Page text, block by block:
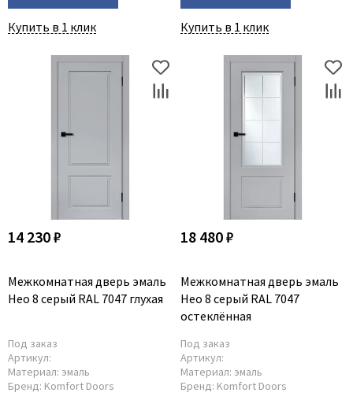
Купить в 1 клик Купить в 1 клик
14 230 ₽
Межкомнатная дверь эмаль
Нео 8 серый RAL 7047 глухая
Под заказ
Артикул:
Материал: эмаль
Бренд: Komfort Doors
18 480 ₽
Межкомнатная дверь эмаль
Нео 8 серый RAL 7047
остеклённая
Под заказ
Артикул:
Материал: эмаль
Бренд: Komfort Doors